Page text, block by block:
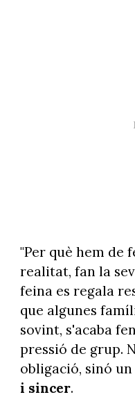
"Per què hem de
realitat, fan la
feina es regala
que algunes
sovint, s'acaba
pressió de grup.
obligació, sinó un
i sincer.